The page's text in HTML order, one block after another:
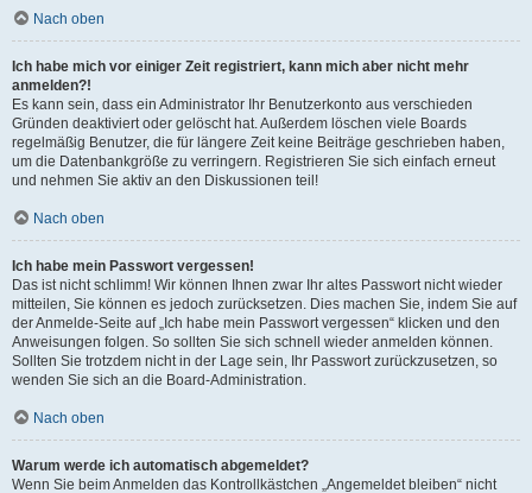
Nach oben
Ich habe mich vor einiger Zeit registriert, kann mich aber nicht mehr
anmelden?!
Es kann sein, dass ein Administrator Ihr Benutzerkonto aus verschieden
Gründen deaktiviert oder gelöscht hat. Außerdem löschen viele Boards
regelmäßig Benutzer, die für längere Zeit keine Beiträge geschrieben haben,
um die Datenbankgröße zu verringern. Registrieren Sie sich einfach erneut
und nehmen Sie aktiv an den Diskussionen teil!
Nach oben
Ich habe mein Passwort vergessen!
Das ist nicht schlimm! Wir können Ihnen zwar Ihr altes Passwort nicht wieder
mitteilen, Sie können es jedoch zurücksetzen. Dies machen Sie, indem Sie auf
der Anmelde-Seite auf „Ich habe mein Passwort vergessen“ klicken und den
Anweisungen folgen. So sollten Sie sich schnell wieder anmelden können.
Sollten Sie trotzdem nicht in der Lage sein, Ihr Passwort zurückzusetzen, so
wenden Sie sich an die Board-Administration.
Nach oben
Warum werde ich automatisch abgemeldet?
Wenn Sie beim Anmelden das Kontrollkästchen „Angemeldet bleiben“ nicht